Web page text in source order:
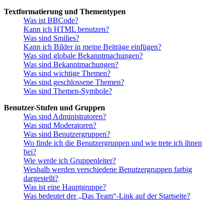
Textformatierung und Thementypen
Was ist BBCode?
Kann ich HTML benutzen?
Was sind Smilies?
Kann ich Bilder in meine Beiträge einfügen?
Was sind globale Bekanntmachungen?
Was sind Bekanntmachungen?
Was sind wichtige Themen?
Was sind geschlossene Themen?
Was sind Themen-Symbole?
Benutzer-Stufen und Gruppen
Was sind Administratoren?
Was sind Moderatoren?
Was sind Benutzergruppen?
Wo finde ich die Benutzergruppen und wie trete ich ihnen
bei?
Wie werde ich Gruppenleiter?
Weshalb werden verschiedene Benutzergruppen farbig
dargestellt?
Was ist eine Hauptgruppe?
Was bedeutet der „Das Team“-Link auf der Startseite?